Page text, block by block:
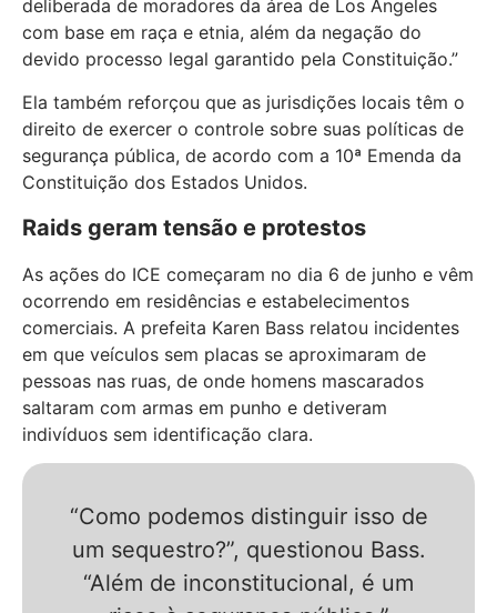
deliberada de moradores da área de Los Angeles
com base em raça e etnia, além da negação do
devido processo legal garantido pela Constituição.”
Ela também reforçou que as jurisdições locais têm o
direito de exercer o controle sobre suas políticas de
segurança pública, de acordo com a 10ª Emenda da
Constituição dos Estados Unidos.
Raids geram tensão e protestos
As ações do ICE começaram no dia 6 de junho e vêm
ocorrendo em residências e estabelecimentos
comerciais. A prefeita Karen Bass relatou incidentes
em que veículos sem placas se aproximaram de
pessoas nas ruas, de onde homens mascarados
saltaram com armas em punho e detiveram
indivíduos sem identificação clara.
“Como podemos distinguir isso de
um sequestro?”, questionou Bass.
“Além de inconstitucional, é um